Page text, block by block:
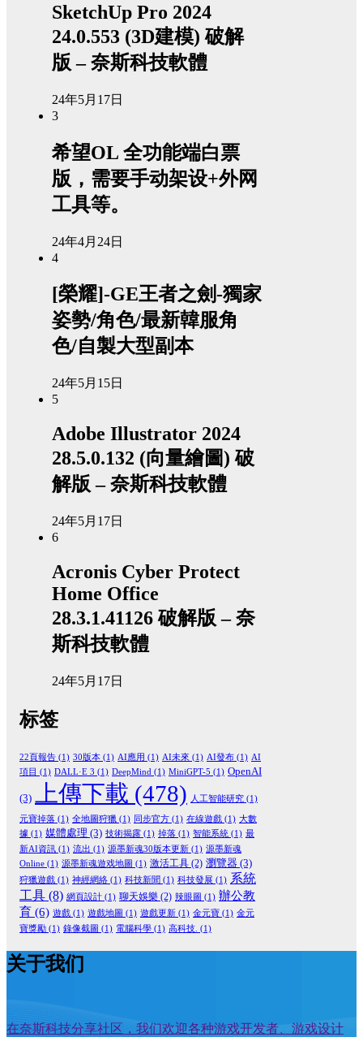
SketchUp Pro 2024
24.0.553 (3D建模) 破解
版 – 奈斯科技軟體
24年5月17日
3
希望OL 全功能端白票
版，需要手动架设+外网
工具等。
24年4月24日
4
[榮耀]-GE王者之劍-獨家
姿勢/角色/最新韓服角
色/自製大型副本
24年5月15日
5
Adobe Illustrator 2024
28.5.0.132 (向量繪圖) 破
解版 – 奈斯科技軟體
24年5月17日
6
Acronis Cyber Protect
Home Office
28.3.1.41126 破解版 – 奈
斯科技軟體
24年5月17日
标签
22頁報告 (1) 30版本 (1) AI應用 (1) AI未來 (1) AI發布 (1) AI
項目 (1) DALL·E 3 (1) DeepMind (1) MiniGPT-5 (1) OpenAI
(3) 上傳下載 (478) 人工智能研究 (1)
元寶掉落 (1) 全地圖狩獵 (1) 同步官方 (1) 在線遊戲 (1) 大數
據 (1) 媒體處理 (3) 技術揭露 (1) 掉落 (1) 智能系統 (1) 最
新AI資訊 (1) 流出 (1) 源墨新魂30版本更新 (1) 源墨新魂
Online (1) 源墨新魂遊戏地圖 (1) 激活工具 (2) 瀏覽器 (3)
狩獵遊戲 (1) 神經網絡 (1) 科技新聞 (1) 科技發展 (1) 系統
工具 (8) 網頁設計 (1) 聊天娛樂 (2) 辣眼圖 (1) 辦公教
育 (6) 遊戲 (1) 遊戲地圖 (1) 遊戲更新 (1) 金元寶 (1) 金元
寶獎勵 (1) 錄像截圖 (1) 電腦科學 (1) 高科技. (1)
关于我们
在奈斯科技分享社区，我们欢迎各种游戏开发者、游戏设计